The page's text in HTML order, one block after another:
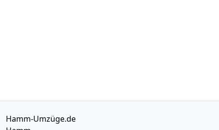
Hamm-Umzüge.de